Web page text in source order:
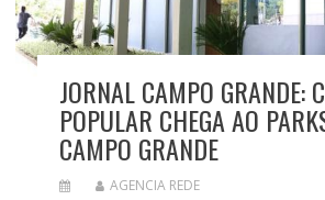
JORNAL CAMPO GRANDE:
POPULAR CHEGA AO
CAMPO GRANDE
AGENCIA REDE